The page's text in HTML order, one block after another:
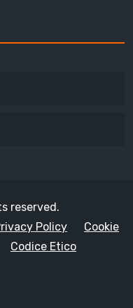
reserved.
Policy
Cookie
Codice Etico